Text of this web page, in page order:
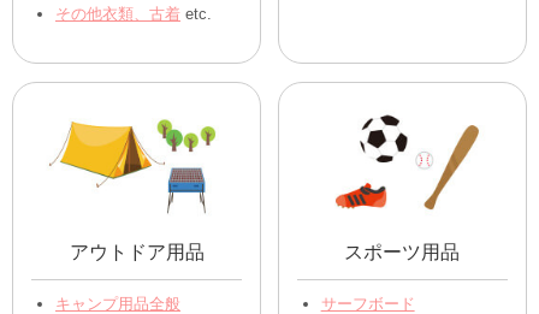
その他衣類、古着 etc.
アウトドア用品
キャンプ用品全般
スポーツ用品
サーフボード